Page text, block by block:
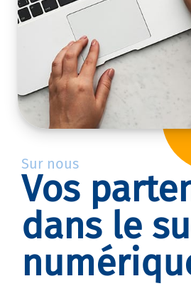
Sur nous
Vos
dans le